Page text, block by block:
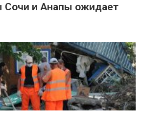
Сочи и Анапы ожидает